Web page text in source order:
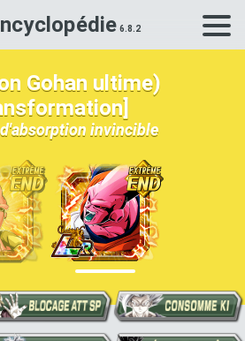
Rechercher une carte Dokkan
Gohan ultime)
invincible